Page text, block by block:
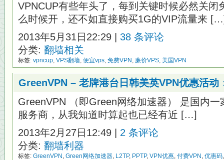
VPNCUP有些年头了，每到关键时候必然关闭
么时候开，还不如直接购买1G的VIP流量来
2013年5月31日22:29 | 38 条评论
分类: 翻墙相关
标签: vpncup, VPS翻墙, 便宜vps, 免费VPN , 廉价VPS, 美国VPN
GreenVPN – 老牌港台日韩美英VPN优惠活动
GreenVPN （即Green网络加速器） 是国内
服务商，从我知道时算起也已经有近 […]
2013年2月27日12:49 | 2 条评论
分类: 翻墙利器
标签: GreenVPN , Green网络加速器, L2TP, PPTP, VPN优惠, 付费VPN , 优惠码